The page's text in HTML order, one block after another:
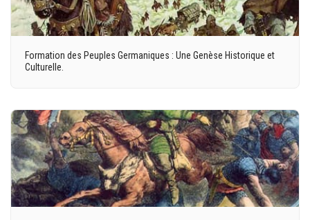
Formation des Peuples Germaniques : Une Genèse Historique et
Culturelle.